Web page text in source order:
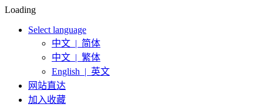
Loading
Select language
中文 | 简体
中文 | 繁体
English | 英文
网站直达
加入收藏